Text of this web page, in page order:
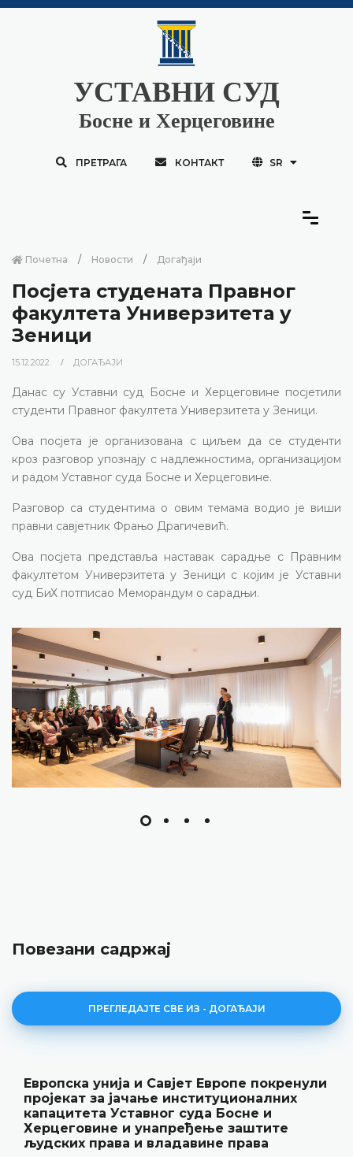
УСТАВНИ СУД
Босне и Херцеговине
ПРЕТРАГА КОНТАКТ SR
Почетна Новости Догађаји
Посјета студената Правног
факултета Универзитета у
Зеници
15.12.2022. ДОГАЂАЈИ
Данас су Уставни суд Босне и Херцеговине посјетили
студенти Правног факултета Универзитета у Зеници.
Ова посјета је организована с циљем да се студенти
кроз разговор упознају с надлежностима, организацијом
и радом Уставног суда Босне и Херцеговине.
Разговор са студентима о овим темама водио је виши
правни савјетник Фрањо Драгичевић.
Ова посјета представља наставак сарадње с Правним
факултетом Универзитета у Зеници с којим је Уставни
суд БиХ потписао Меморандум о сарадњи.
Повезани садржај
ПРЕГЛЕДАЈТЕ СВЕ ИЗ - ДОГАЂАЈИ
Европска унија и Савјет Европе покренули
пројекат за јачање институционалних
капацитета Уставног суда Босне и
Херцеговине и унапређење заштите
људских права и владавине права